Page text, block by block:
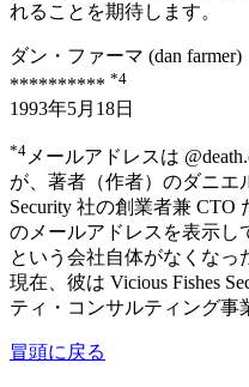
れることを期待します。
ダン・ファーマ (dan farmer)
********** *4
1993年5月18日
*4 メールアドレスは
が、著者（作者）のダニエ
Security 社の創業者兼 CTO
のメールアドレスを表示し
という会社自体がなくなっ
現在、彼は Vicious Fishes
ティ・コンサルティング事
冒頭に戻る